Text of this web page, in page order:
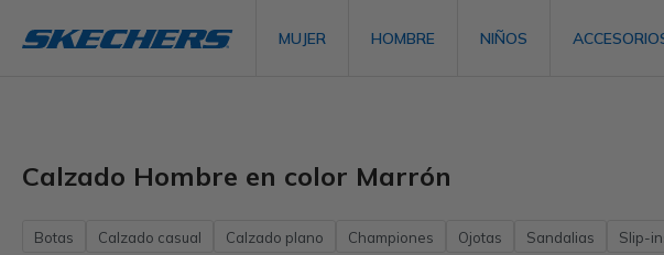
MUJER HOMBRE NIÑOS
Calzado Hombre en color Marrón
Botas Calzado casual Calzado plano Championes Ojotas Sandalias Slip-